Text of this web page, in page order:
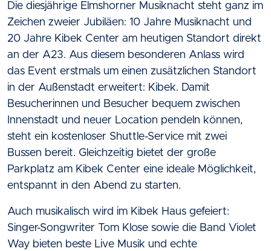
Die diesjährige Elmshorner Musiknacht steht ganz im
Zeichen zweier Jubiläen: 10 Jahre Musiknacht und
20 Jahre Kibek Center am heutigen Standort direkt
an der A23. Aus diesem besonderen Anlass wird
das Event erstmals um einen zusätzlichen Standort
in der Außenstadt erweitert: Kibek. Damit
Besucherinnen und Besucher bequem zwischen
Innenstadt und neuer Location pendeln können,
steht ein kostenloser Shuttle-Service mit zwei
Bussen bereit. Gleichzeitig bietet der große
Parkplatz am Kibek Center eine ideale Möglichkeit,
entspannt in den Abend zu starten.
Auch musikalisch wird im Kibek Haus gefeiert:
Singer-Songwriter Tom Klose sowie die Band Violet
Way bieten beste Live Musik und echte